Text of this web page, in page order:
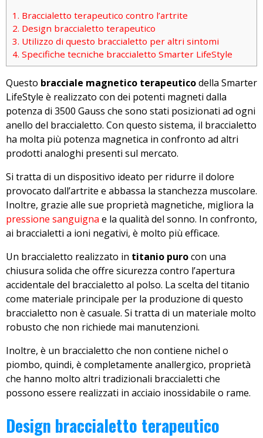
1. Braccialetto terapeutico contro l’artrite
2. Design braccialetto terapeutico
3. Utilizzo di questo braccialetto per altri sintomi
4. Specifiche tecniche braccialetto Smarter LifeStyle
Questo bracciale magnetico terapeuticodella Smarter
LifeStyle è realizzato con dei potenti magneti dalla
potenza di 3500 Gauss che sono stati posizionati ad ogni
anello del braccialetto. Con questo sistema, il braccialetto
ha molta più potenza magnetica in confronto ad altri
prodotti analoghi presenti sul mercato.
Si tratta di un dispositivo ideato per ridurre il dolore
provocato dall’artrite e abbassa la stanchezza muscolare.
Inoltre, grazie alle sue proprietà magnetiche, migliora la
pressione sanguigna e la qualità del sonno. In confronto,
ai braccialetti a ioni negativi, è molto più efficace.
Un braccialetto realizzato in titanio purocon una
chiusura solida che offre sicurezza contro l’apertura
accidentale del braccialetto al polso. La scelta del titanio
come materiale principale per la produzione di questo
braccialetto non è casuale. Si tratta di un materiale molto
robusto che non richiede mai manutenzioni.
Inoltre, è un braccialetto che non contiene nichel o
piombo, quindi, è completamente anallergico, proprietà
che hanno molto altri tradizionali braccialetti che
possono essere realizzati in acciaio inossidabile o rame.
Design braccialetto terapeutico